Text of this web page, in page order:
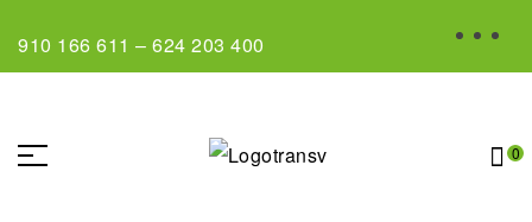
910 166 611 – 624 203 400
0